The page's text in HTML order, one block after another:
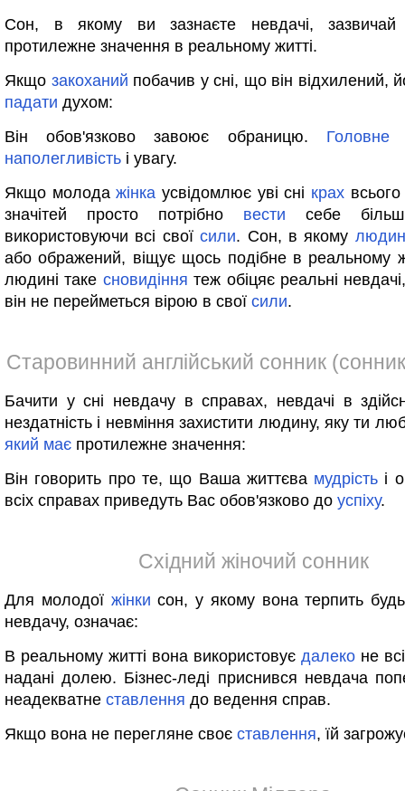
Сон, в якому ви зазнаєте невдачі,
протилежне значення в реальному житті.
Якщо закоханий побачив у сні, що він відхилений,
падати духом:
Він обов'язково завоює обраницю. Головне-
наполегливість і увагу.
Якщо молодажінка усвідомлює уві сні крах
значітей просто потрібно вести себе більш
використовуючи всі своїсили. Сон, в якому
або ображений, віщує щось подібне в реальному
людині таке сновидіння теж обіцяє реальні
він не перейметься вірою в свої сили.
Старовинний англійський сонник
Бачити у сні невдачу в справах, невдачі в
нездатність і невміння захистити людину, яку ти
який має протилежне значення:
Він говорить про те, що Ваша життєва мудрість і
всіх справах приведуть Вас обов'язково до успіху.
Східний жіночий сонник
Для молодої жінки сон, у якому вона терпить
невдачу, означає:
В реальному житті вона використовує далеко не
надані долею. Бізнес-леді приснився невдача
неадекватне ставлення до ведення справ.
Якщо вона не перегляне своє ставлення, їй